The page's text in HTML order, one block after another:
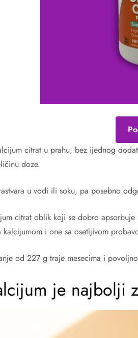
citrat u prahu, bez ijednog
doze.
u vodi ili soku, pa posebno
citrat oblik koji se dobro
kalcijumom i one sa osetljivom
od 227 g traje mesecima i
je najbolji